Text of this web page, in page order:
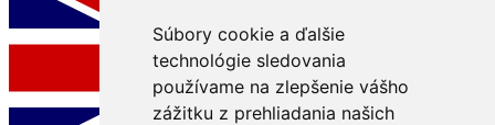
Súbory cookie a ďalšie
technológie sledovania
používame na zlepšenie vášho
zážitku z prehliadania našich